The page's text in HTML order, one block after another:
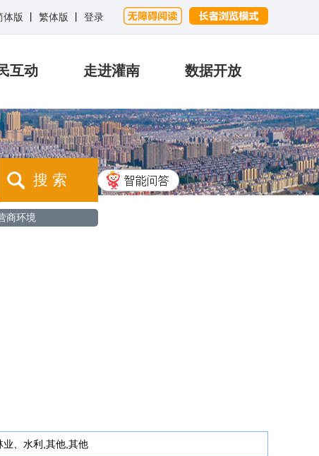
体版 繁体版 登录
互动 走进灌南 数据开放
搜 索
商环境
业、水利,其他,其他